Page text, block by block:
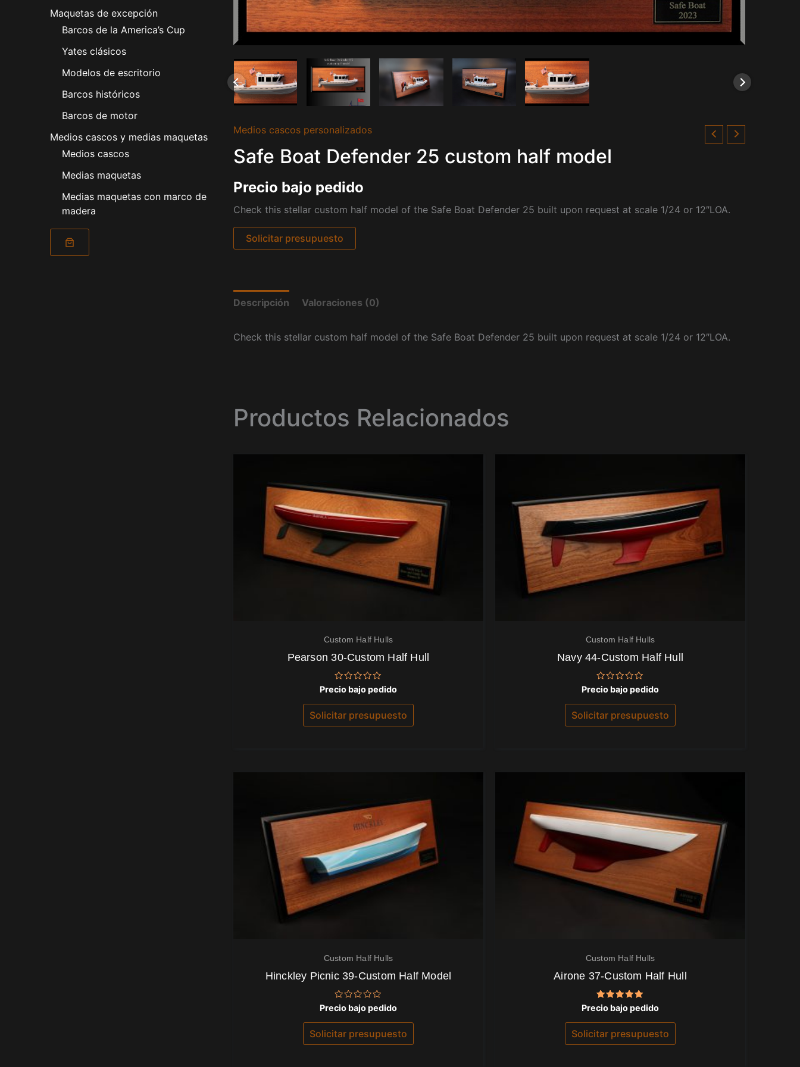
Maquetas de excepción
Barcos de la America’s Cup
Yates clásicos
Modelos de escritorio
Barcos históricos
Barcos de motor
Medios cascos y medias maquetas
Medios cascos
Medias maquetas
Medias maquetas con marco de
madera
Medios cascos personalizados
Safe Boat Defender 25 custom half model
Precio bajo pedido
Check this stellar custom half model of the Safe Boat Defender 25 built upon request at scale 1/24 or 12″LOA.
Solicitar presupuesto
Descripción Valoraciones (0)
Check this stellar custom half model of the Safe Boat Defender 25 built upon request at scale 1/24 or 12″LOA.
Productos Relacionados
Custom Half Hulls
Pearson 30-Custom Half Hull
Valorado
con
0
de
5
Precio bajo pedido
Solicitar presupuesto
Custom Half Hulls
Navy 44-Custom Half Hull
Valorado
con
0
de
5
Precio bajo pedido
Solicitar presupuesto
Custom Half Hulls
Hinckley Picnic 39-Custom Half Model
Valorado
con
0
de
5
Precio bajo pedido
Solicitar presupuesto
Custom Half Hulls
Airone 37-Custom Half Hull
Valorado
con
5.00
Precio bajo pedido
Solicitar presupuesto